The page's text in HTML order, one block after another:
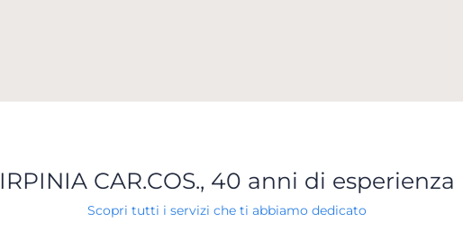
IRPINIA CAR.COS., 40 anni di esperienza
Scopri tutti i servizi che ti abbiamo dedicato